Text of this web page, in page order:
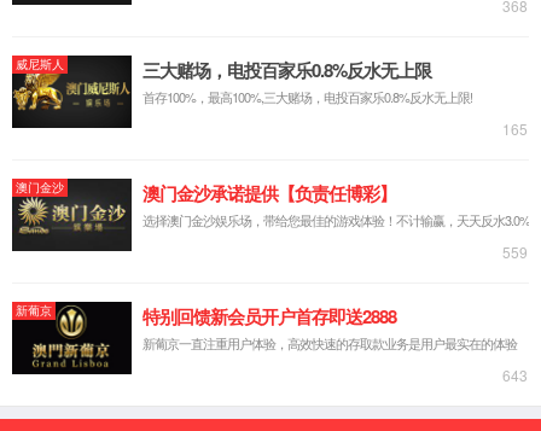
常用信息
购买渠道
400-700-5756